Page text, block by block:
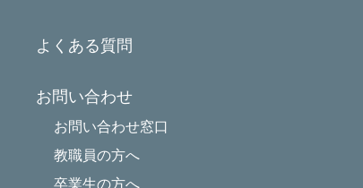
よくある質問
お問い合わせ
お問い合わせ窓口
教職員の方へ
卒業生の方へ